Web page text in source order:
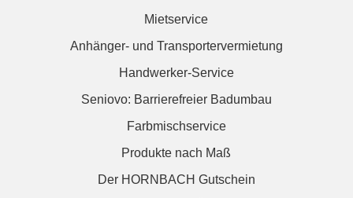
Mietservice
Anhänger- und Transportervermietung
Handwerker-Service
Seniovo: Barrierefreier Badumbau
Farbmischservice
Produkte nach Maß
Der HORNBACH Gutschein